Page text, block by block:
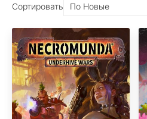
Сортировать По Новые